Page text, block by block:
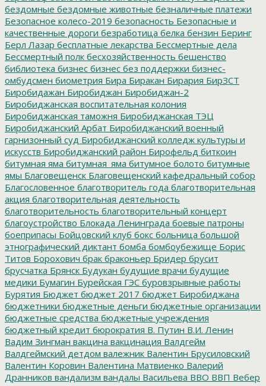
бездомные бездомные животные безналичные платежи
Безопасное колесо-2019 безопасность Безопасные и
качественные дороги безработица белка бензин Беринг
Берл Лазар бесплатные лекарства Бессмертные дела
Бессмертный полк бесхозяйственность бешенство
библиотека бизнес бизнес без поддержки бизнес-
омбудсмен биометрия Бира Биракан Бирария БирЗСТ
Биробидажан Биробиджан Биробиджан-2
Биробиджанская воспитательная колония
Биробиджанская таможня Биробиджанская ТЭЦ
Биробиджанский Арбат Биробиджанский военный
гарнизонный суд Биробиджанский колледж культуры и
искусств Биробиджанский район Бирофельд биткоин
битумная яма битумная_яма битумное болото битумные
ямы Благовещенск Благовещенский кафедральный собор
Благословенное благотворитель года благотворительная
акция благотворительная деятельность
благотворительность благотворительный концерт
благоустройство Блокада Ленинграда боевые патроны
боеприпасы Бойцовский клуб бокс больница большой
этнографический диктант бомба бомбоубежище Борис
Титов Борохович брак браконьер Бридер брусит
брусчатка Брянск Будукан будущие врачи будущие
медики Бумагин Бурейская ГЭС буровзрывные работы
Бурятия Бюджет бюджет 2017 бюджет Биробиджана
бюджетники бюджетные деньги бюджетные организации
бюджетные средства бюджетные учреждения
бюджетный кредит бюрократия В. Путин В.И. Ленин
Вадим Зингман вакцина вакцинация Валдгейм
Валдгеймский детдом валежник Валентин Брусиловский
Валентин Коровин Валентина Матвиенко Валерий
Дранников вандализм вандалы Васильева ВВО ВВП Вебер